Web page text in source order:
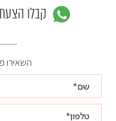
קבלו
השאירו